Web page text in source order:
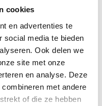
cookies
en advertenties te
social media te bieden
Ook delen we
site met onze
en analyse. Deze
met andere
of die ze hebben
contact op met ons